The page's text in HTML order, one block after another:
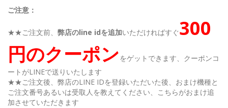
ご注意：
★★ご注文前、 弊店のline idを追加いただければすぐ300
円のクーポンをゲットできます、クーポンコ
ートがLINEで送りいたします
★★ご注文後、弊店のLINE IDを登録いただいた後、おまけ機種と
ご注文番号あるいは受取人を教えてください、こちらがおまけ追
加させていただきます